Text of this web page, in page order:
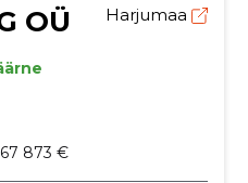
OÜ Harjumaa
873 €